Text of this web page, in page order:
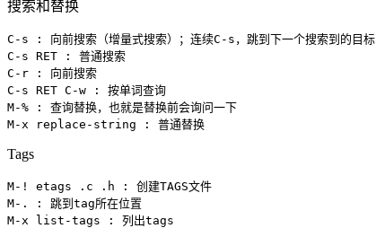
搜索和替换
C-s : 向前搜索（增量式搜索）；连续C-s，跳到下一个搜索到的目标
C-s RET : 普通搜索
C-r : 向前搜索
C-s RET C-w : 按单词查询
M-% : 查询替换，也就是替换前会询问一下
M-x replace-string : 普通替换
Tags
M-! etags .c .h : 创建TAGS文件
M-. : 跳到tag所在位置
M-x list-tags : 列出tags